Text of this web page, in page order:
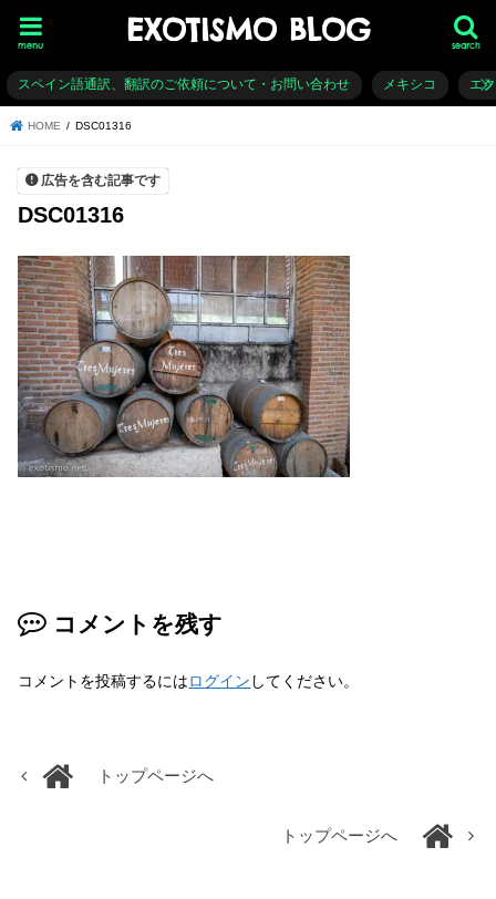
EXOTISMO BLOG search
menu
スペイン語通訳、翻訳のご依頼について・お問い合わせ メキシコ エ
HOME DSC01316
広告を含む記事です
DSC01316
コメントを残す
コメントを投稿するにはログイン してください。
トップページへ
トップページへ